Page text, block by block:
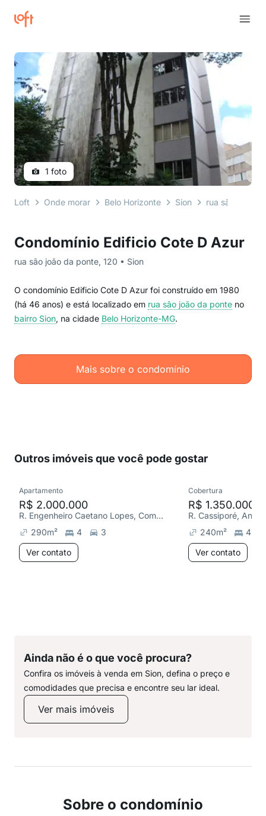
Condomínio Edificio Cote D Azur
rua são joão da ponte, 120 • Sion
O condomínio Edificio Cote D Azur foi construído em 1980
(há 46 anos) e está localizado em rua são joão da ponte no
bairro Sion, na cidade Belo Horizonte-MG.
Mais sobre o condomínio
1 foto
Loft Onde morar Belo Horizonte Sion rua são joão
Outros imóveis que você pode gostar
Apartamento
R$ 2.000.000
R. Engenheiro Caetano Lopes, Comiteco
290m² 4
3
Ver contato
Cobertura
R$ 1.350.000
R. Cassiporé,
240m²
4
Ver contato
Ainda não é o que você procura?
Confira os imóveis à venda em Sion, defina o preço e
comodidades que precisa e encontre seu lar ideal.
Ver mais imóveis
Sobre o condomínio